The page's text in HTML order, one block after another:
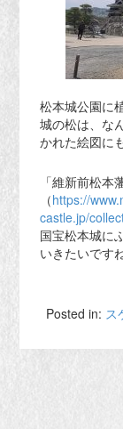
松本城公園に
城の松は、な
かれた絵図に
「維新前松本
（https://
castle.jp/
国宝松本城に
いきたいですね
Posted in: ス